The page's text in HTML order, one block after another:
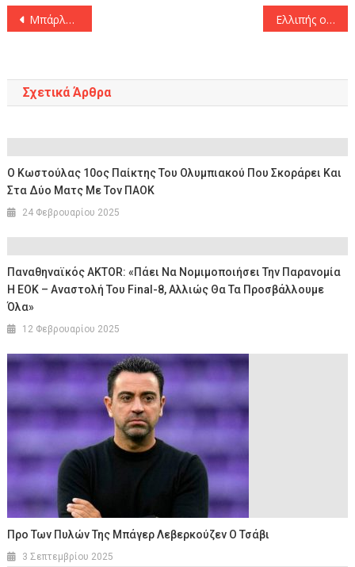
Πλοήγηση
Μπάρλος και Παπαχατζής οι στενοί συνεργάτες του Βετούλα στο Μαρούσι Ελλιπής ο Άρης στα Γιάννινα
Σχετικά Άρθρα
Ο Κωστούλας 10ος Παίκτης Του Ολυμπιακού Που Σκοράρει Και
Στα Δύο Ματς Με Τον ΠΑΟΚ
24 Φεβρουαρίου 2025
Παναθηναϊκός AKTOR: «Πάει Να Νομιμοποιήσει Την Παρανομία
Η ΕΟΚ – Αναστολή Του Final-8, Αλλιώς Θα Τα Προσβάλλουμε
Όλα»
12 Φεβρουαρίου 2025
Προ Των Πυλών Της Μπάγερ Λεβερκούζεν Ο Τσάβι
3 Σεπτεμβρίου 2025